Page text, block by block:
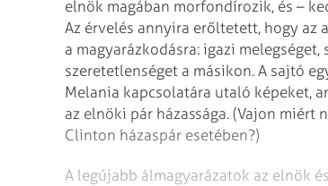
elnök magában morfondírozik, és –
Az érvelés annyira erőltetett, hogy az
a magyarázkodásra: igazi
szeretetlenséget a másikon. A sajtó
Melania kapcsolatára utaló képeket,
az elnöki pár házassága. (Vajon miért
Clinton házaspár esetében?)
A legújabb álmagyarázatok az elnök